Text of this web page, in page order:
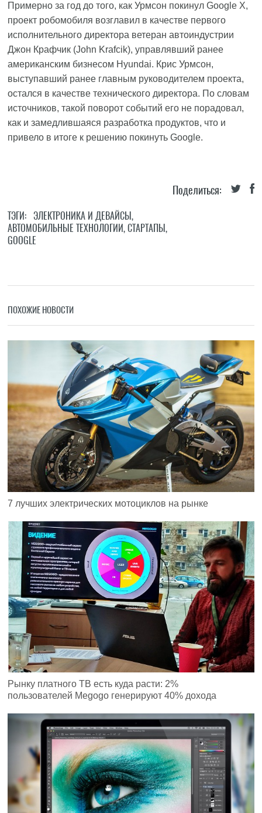
Примерно за год до того, как Урмсон покинул Google X,
проект робомобиля возглавил в качестве первого
исполнительного директора ветеран автоиндустрии
Джон Крафчик (John Krafcik), управлявший ранее
американским бизнесом Hyundai. Крис Урмсон,
выступавший ранее главным руководителем проекта,
остался в качестве технического директора. По словам
источников, такой поворот событий его не порадовал,
как и замедлившаяся разработка продуктов, что и
привело в итоге к решению покинуть Google.
Поделиться:
ТЭГИ: ЭЛЕКТРОНИКА И ДЕВАЙСЫ,
АВТОМОБИЛЬНЫЕ ТЕХНОЛОГИИ,СТАРТАПЫ,
GOOGLE
ПОХОЖИЕ НОВОСТИ
7 лучших электрических мотоциклов на рынке
Рынку платного ТВ есть куда расти: 2%
пользователей Megogo генерируют 40% дохода